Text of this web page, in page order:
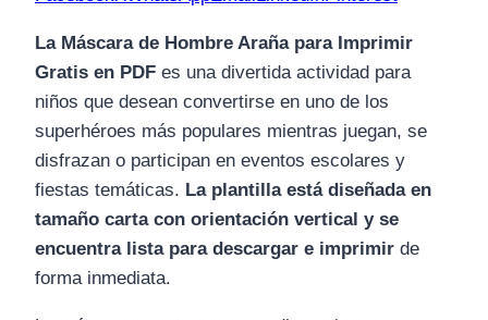
La Máscara de Hombre Araña para Imprimir
Gratis en PDF es una divertida actividad para
niños que desean convertirse en uno de los
superhéroes más populares mientras juegan, se
disfrazan o participan en eventos escolares y
fiestas temáticas. La plantilla está diseñada en
tamaño carta con orientación vertical y se
encuentra lista para descargar e imprimir de
forma inmediata.